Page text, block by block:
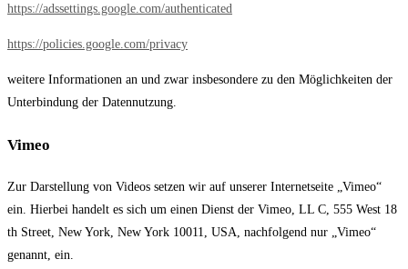
https://adssettings.google.com/authenticated
https://policies.google.com/privacy
weitere Informationen an und zwar insbesondere zu den Möglichkeiten der
Unterbindung der Datennutzung.
Vimeo
Zur Darstellung von Videos setzen wir auf unserer Internetseite „Vimeo“
ein. Hierbei handelt es sich um einen Dienst der Vimeo, LL C, 555 West 18
th Street, New York, New York 10011, USA, nachfolgend nur „Vimeo“
genannt, ein.